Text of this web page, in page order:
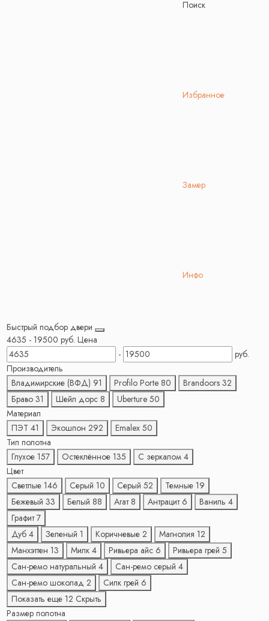
Поиск
Избранное
Замер
Инфо
Быстрый подбор двери
4635 - 19500 руб. Цена
-
руб.
Производитель
Владимирские (ВФД) 91 Profilo Porte 80 Brandoors 32
Браво 31 Шейл дорс 8 Uberture 50
Материал
ПЭТ 41 Экошпон 292 Emalex 50
Тип полотна
Глухое 157 Остеклённое 135 С зеркалом 4
Цвет
Светлые 146 Серый 10 Серый 52 Темные 19
Бежевый 33 Белый 88 Агат 8 Антрацит 6 Ваниль 4
Графит 7
Дуб 4 Зеленый 1 Коричневые 2 Магнолия 12
Манхэттен 13 Милк 4 Ривьера айс 6 Ривьера грей 5
Сан-ремо натуральный 4 Сан-ремо серый 4
Сан-ремо шоколад 2 Силк грей 6
Показать еще 12 Скрыть
Размер полотна